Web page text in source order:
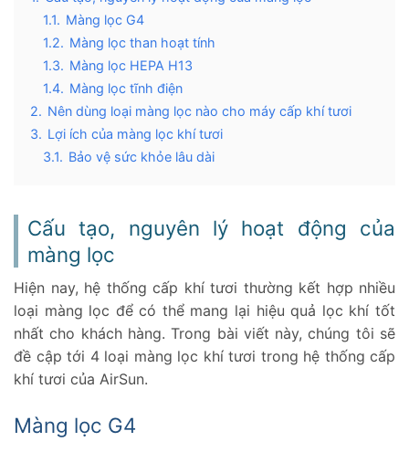
1.1. Màng lọc G4
1.2. Màng lọc than hoạt tính
1.3. Màng lọc HEPA H13
1.4. Màng lọc tĩnh điện
2. Nên dùng loại màng lọc nào cho máy cấp khí tươi
3. Lợi ích của màng lọc khí tươi
3.1. Bảo vệ sức khỏe lâu dài
3.4.
Dễ vệ sinh nhà cửa
Cấu tạo, nguyên lý hoạt động của
màng lọc
Hiện nay, hệ thống cấp khí tươi thường kết hợp nhiều
loại màng lọc để có thể mang lại hiệu quả lọc khí tốt
nhất cho khách hàng. Trong bài viết này, chúng tôi sẽ
đề cập tới 4 loại màng lọc khí tươi trong hệ thống cấp
khí tươi của AirSun.
Màng lọc G4